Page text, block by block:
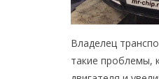
Владелец
такие проблемы,